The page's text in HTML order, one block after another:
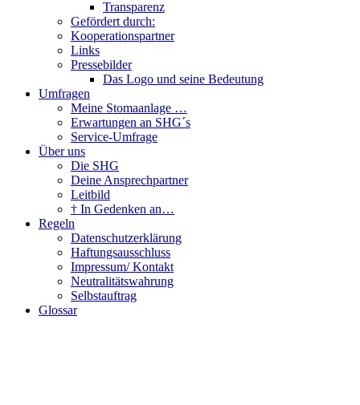
Transparenz
Gefördert durch:
Kooperationspartner
Links
Pressebilder
Das Logo und seine Bedeutung
Umfragen
Meine Stomaanlage …
Erwartungen an SHG´s
Service-Umfrage
Über uns
Die SHG
Deine Ansprechpartner
Leitbild
† In Gedenken an…
Regeln
Datenschutzerklärung
Haftungsausschluss
Impressum/ Kontakt
Neutralitätswahrung
Selbstauftrag
Glossar